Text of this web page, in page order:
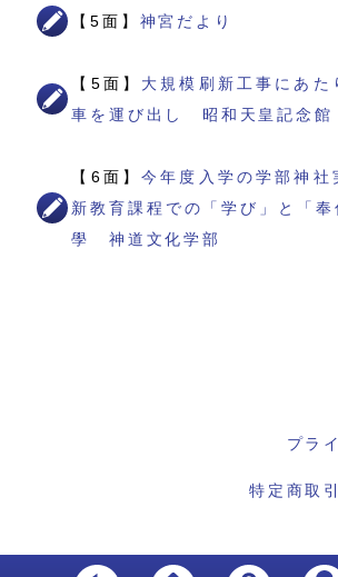
【5面】 神宮だより
【5面】 大規模刷新工事にあ
車を運び出し 昭和天皇記念館
【6面】今年度入学の学部神
新教育課程での「学び」と「
學 神道文化学部
プラ
特定商取